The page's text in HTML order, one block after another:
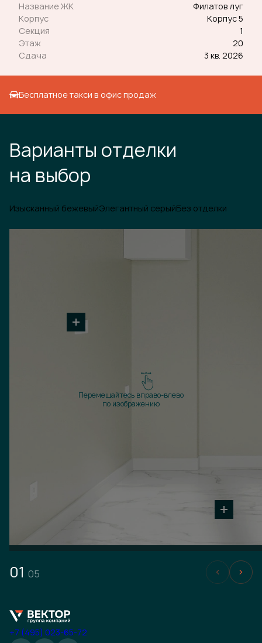
Название ЖК
Филатов луг
Корпус
Корпус 5
Секция
1
Этаж
20
Сдача
3 кв. 2026
Бесплатное такси в офис продаж
Варианты отделки
на выбор
Изысканный бежевыйЭлегантный серыйБез отделки
Перемещайтесь вправо-влево
по изображению
01 05
+7 (495) 023-65-72